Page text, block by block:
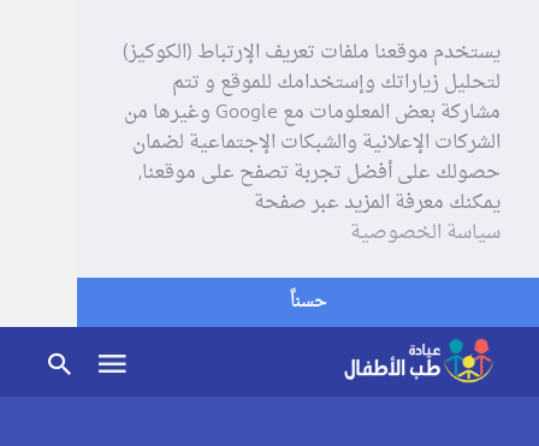
يستخدم موقعنا ملفات تعريف الإرتباط (الكوكيز)
لتحليل زياراتك وإستخدامك للموقع و تتم
مشاركة بعض المعلومات مع Google وغيرها من
الشركات الإعلانية والشبكات الإجتماعية لضمان
حصولك على أفضل تجربة تصفح على موقعنا,
يمكنك معرفة المزيد عبر صفحة
سياسة الخصوصية
حسناً